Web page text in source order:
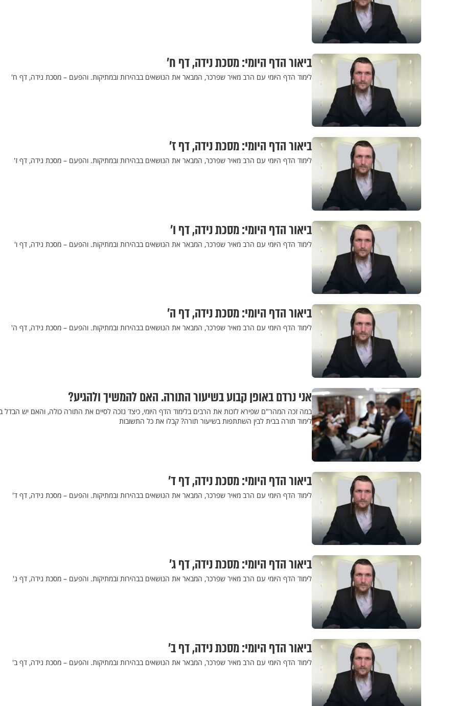
ביאור הדף היומי: מסכת נידה, דף ח’
לימוד הדף היומי עם הרב מאיר שפרכר, המבאר את הנושאים בבהירות ובמתיקות. והפעם – מסכת נידה, דף ח'
ביאור הדף היומי: מסכת נידה, דף ז’
לימוד הדף היומי עם הרב מאיר שפרכר, המבאר את הנושאים בבהירות ובמתיקות. והפעם – מסכת נידה, דף ז'
ביאור הדף היומי: מסכת נידה, דף ו’
לימוד הדף היומי עם הרב מאיר שפרכר, המבאר את הנושאים בבהירות ובמתיקות. והפעם – מסכת נידה, דף ו'
ביאור הדף היומי: מסכת נידה, דף ה’
לימוד הדף היומי עם הרב מאיר שפרכר, המבאר את הנושאים בבהירות ובמתיקות. והפעם – מסכת נידה, דף ה'
אני נרדם באופן קבוע בשיעור התורה. האם להמשיך ולהגיע?
במה זכה המהר"ם שפירא לזכות את הרבים בלימוד הדף היומי, כיצד נזכה לסיים את התורה כולה, והאם יש הבדל
לימוד תורה בבית לבין השתתפות בשיעור תורה? קבלו את כל התשובות
ביאור הדף היומי: מסכת נידה, דף ד’
לימוד הדף היומי עם הרב מאיר שפרכר, המבאר את הנושאים בבהירות ובמתיקות. והפעם – מסכת נידה, דף ד'
ביאור הדף היומי: מסכת נידה, דף ג’
לימוד הדף היומי עם הרב מאיר שפרכר, המבאר את הנושאים בבהירות ובמתיקות. והפעם – מסכת נידה, דף ג'
ביאור הדף היומי: מסכת נידה, דף ב’
לימוד הדף היומי עם הרב מאיר שפרכר, המבאר את הנושאים בבהירות ובמתיקות. והפעם – מסכת נידה, דף ב'